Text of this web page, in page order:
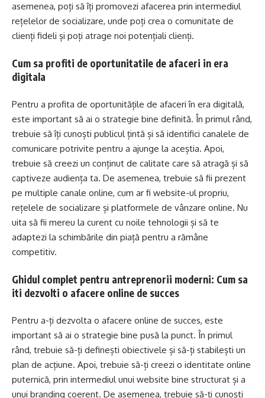
asemenea, poți să îți promovezi afacerea prin intermediul
rețelelor de socializare, unde poți crea o comunitate de
clienți fideli și poți atrage noi potențiali clienți.
Cum sa profiti de oportunitatile de afaceri in era
digitala
Pentru a profita de oportunitățile de afaceri în era digitală,
este important să ai o strategie bine definită. În primul rând,
trebuie să îți cunoști publicul țintă și să identifici canalele de
comunicare potrivite pentru a ajunge la aceștia. Apoi,
trebuie să creezi un conținut de calitate care să atragă și să
captiveze audiența ta. De asemenea, trebuie să fii prezent
pe multiple canale online, cum ar fi website-ul propriu,
rețelele de socializare și platformele de vânzare online. Nu
uita să fii mereu la curent cu noile tehnologii și să te
adaptezi la schimbările din piață pentru a rămâne
competitiv.
Ghidul complet pentru antreprenorii moderni: Cum sa
iti dezvolti o afacere online de succes
Pentru a-ți dezvolta o afacere online de succes, este
important să ai o strategie bine pusă la punct. În primul
rând, trebuie să-ți definești obiectivele și să-ți stabilești un
plan de acțiune. Apoi, trebuie să-ți creezi o identitate online
puternică, prin intermediul unui website bine structurat și a
unui branding coerent. De asemenea, trebuie să-ți cunoști